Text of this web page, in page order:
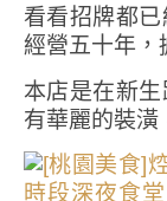
看看招牌都
經營五十年，
本店是在新
有華麗的裝